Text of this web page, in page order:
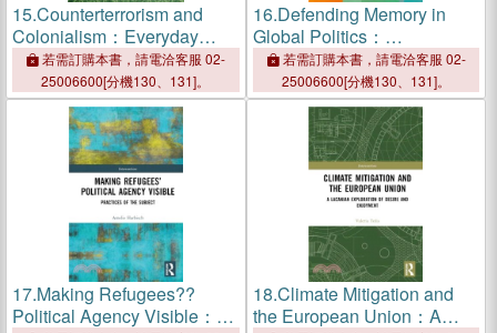
15.Counterterrorism and
Colonialism：Everyday
Violence in Britain and
Egypt
若需訂購本書，請電洽客服 02-
25006600[分機130、131]。
16.Defending Memory in
Global Politics：
Mnemonical In/Security and
Crisis
若需訂購本書，請電洽客服 02-
25006600[分機130、131]。
17.Making Refugees??
Political Agency Visible：
18.Climate Mitigation and
the European Union：A